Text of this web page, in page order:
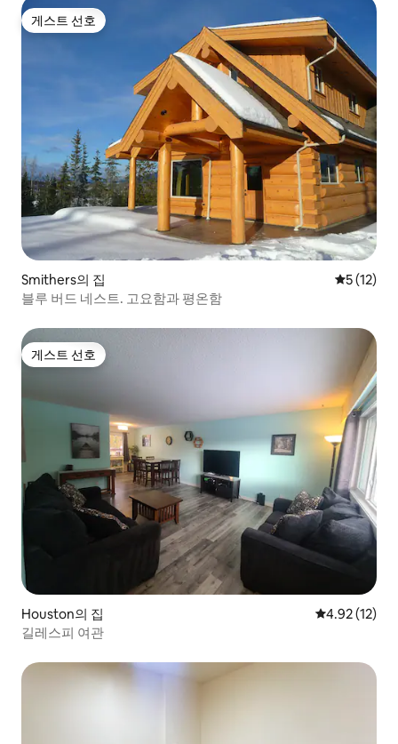
게스트 선호
게스트 선호
Smithers의 집 평점 5점
5 (12)
블루 버드 네스트. 고요함과 평온함
게스트 선호
게스트 선호
Houston의 집 평점 4.92점
4.92 (12)
길레스피 여관